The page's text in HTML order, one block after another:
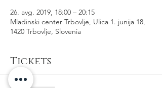
26. avg. 2019, 18:00 – 20:15
Mladinski center Trbovlje, Ulica 1. junija 18,
1420 Trbovlje, Slovenia
Tickets